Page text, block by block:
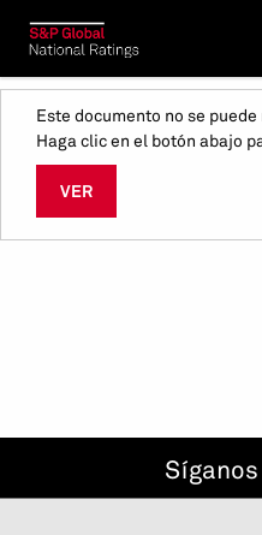
Este documento no se
Haga clic en el botón abajo
VER
Síganos